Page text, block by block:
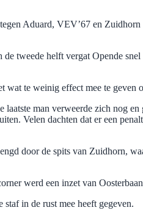
Aduard, VEV’67 en
tweede helft vergat Opende
wat te weinig effect mee te geven
laatste man verweerde zich nog
Velen dachten dat er een
door de spits van Zuidhorn,
werd een inzet van
in de rust mee heeft gegeven.